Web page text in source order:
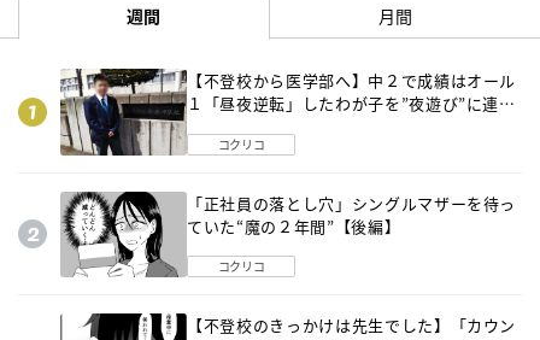
週間 月間
【不登校から医学部へ】中２で成績はオール
１「昼夜逆転」したわが子を”夜遊び”に連れ
コクリコ
「正社員の落とし穴」シングルマザーを待っ
ていた“魔の２年間”【後編】
コクリコ
【不登校のきっかけは先生でした】「カウン